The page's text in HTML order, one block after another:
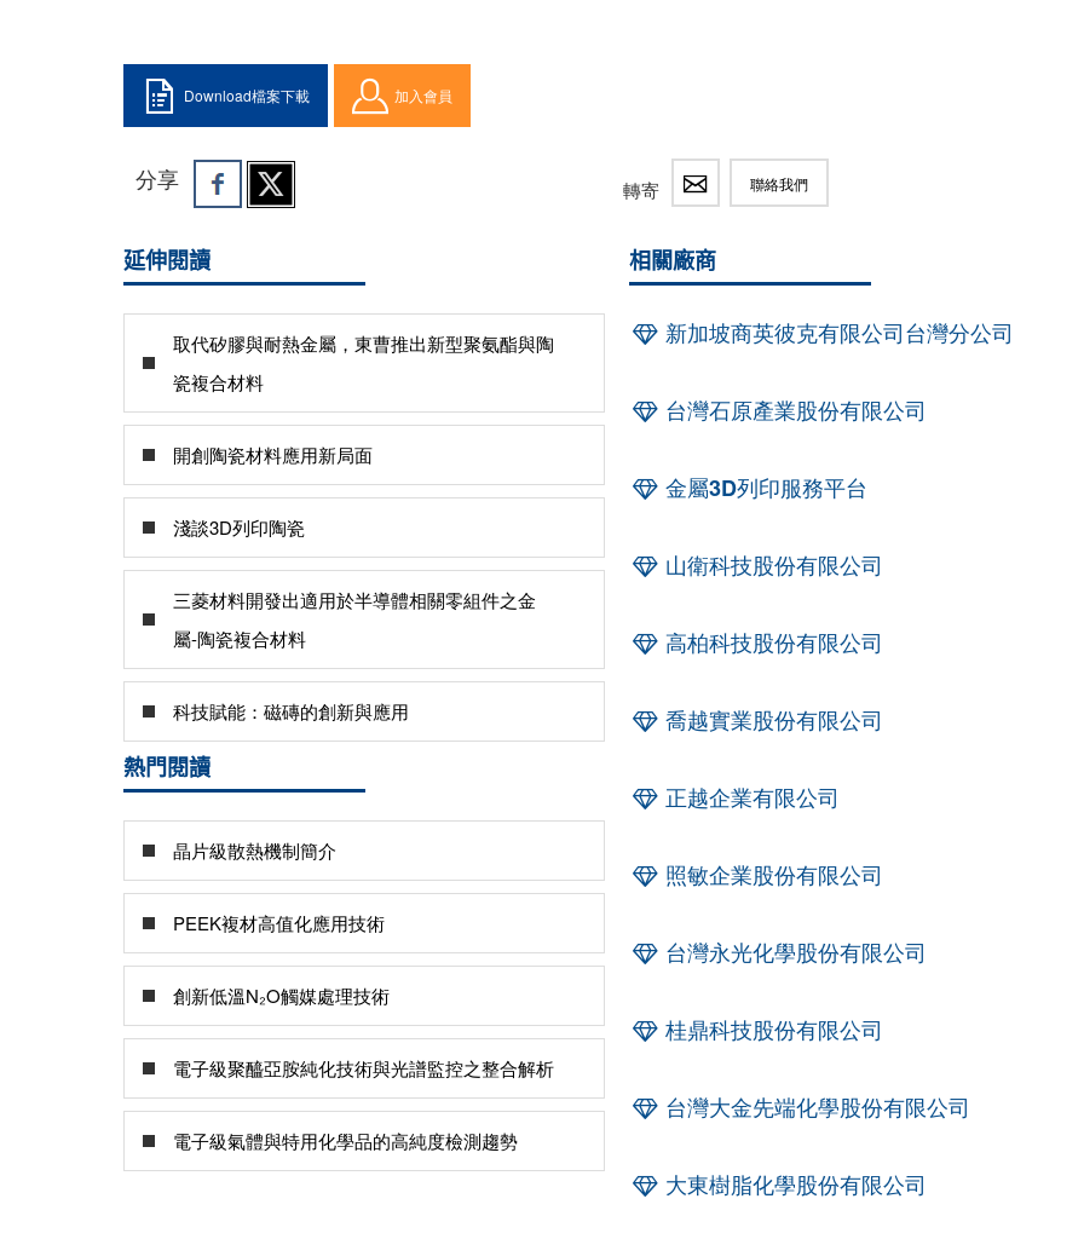
Download檔案下載 加入會員
分享 轉寄 聯絡我們
延伸閱讀
取代矽膠與耐熱金屬，東曹推出新型聚氨酯與陶
瓷複合材料
開創陶瓷材料應用新局面
淺談3D列印陶瓷
三菱材料開發出適用於半導體相關零組件之金
屬-陶瓷複合材料
科技賦能：磁磚的創新與應用
熱門閱讀
晶片級散熱機制簡介
PEEK複材高值化應用技術
創新低溫N₂O觸媒處理技術
電子級聚醯亞胺純化技術與光譜監控之整合解析
電子級氣體與特用化學品的高純度檢測趨勢
相關廠商
新加坡商英彼克有限公司台灣分公司
台灣石原產業股份有限公司
金屬3D列印服務平台
山衛科技股份有限公司
高柏科技股份有限公司
喬越實業股份有限公司
正越企業有限公司
照敏企業股份有限公司
台灣永光化學股份有限公司
桂鼎科技股份有限公司
台灣大金先端化學股份有限公司
大東樹脂化學股份有限公司